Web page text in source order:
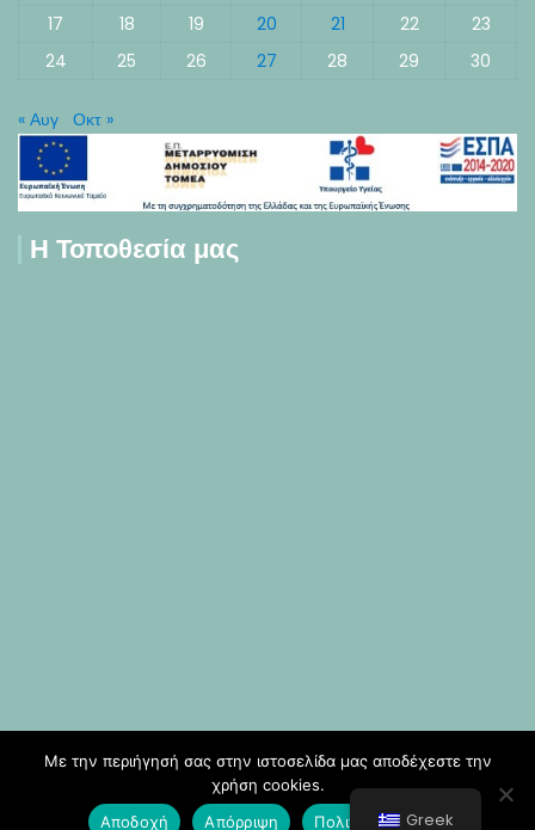
17
18 19 20 21 22
23
24
25 26 27 28 29 30
« Αυγ Οκτ »
Η Τοποθεσία μας
Greek
Με την περιήγησή σας στην ιστοσελίδα μας αποδέχεστε την
χρήση cookies.
Αποδοχή
Απόρριψη Πολιτική Cookies